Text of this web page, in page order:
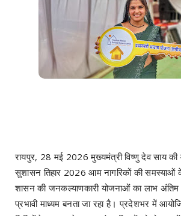
रायपुर, 28 मई 2026 मुख्यमंत्री विष्णु देव साय
सुशासन तिहार 2026 आम नागरिकों की समस्याओं
शासन की जनकल्याणकारी योजनाओं का लाभ अंतिम
प्रभावी माध्यम बनता जा रहा है। प्रदेशभर में